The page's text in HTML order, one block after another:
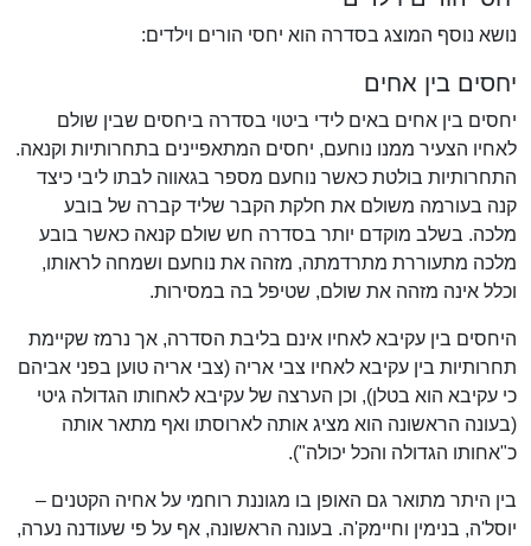
נושא נוסף המוצג בסדרה הוא יחסי הורים וילדים:
יחסים בין אחים
יחסים בין אחים באים לידי ביטוי בסדרה ביחסים שבין שולם
לאחיו הצעיר ממנו נוחעם, יחסים המתאפיינים בתחרותיות וקנאה.
התחרותיות בולטת כאשר נוחעם מספר בגאווה לבתו ליבי כיצד
קנה בעורמה משולם את חלקת הקבר שליד קברה של בובע
מלכה. בשלב מוקדם יותר בסדרה חש שולם קנאה כאשר בובע
מלכה מתעוררת מתרדמתה, מזהה את נוחעם ושמחה לראותו,
וכלל אינה מזהה את שולם, שטיפל בה במסירות.
היחסים בין עקיבא לאחיו אינם בליבת הסדרה, אך נרמז שקיימת
תחרותיות בין עקיבא לאחיו צבי אריה (צבי אריה טוען בפני אביהם
כי עקיבא הוא בטלן), וכן הערצה של עקיבא לאחותו הגדולה גיטי
(בעונה הראשונה הוא מציג אותה לארוסתו ואף מתאר אותה
כ"אחותו הגדולה והכל יכולה").
בין היתר מתואר גם האופן בו מגוננת רוחמי על אחיה הקטנים –
יוסל'ה, בנימין וחיימק'ה. בעונה הראשונה, אף על פי שעודנה נערה,